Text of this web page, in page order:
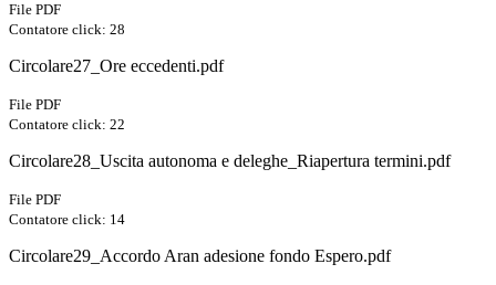
File PDF
Contatore click: 28
Circolare27_Ore eccedenti.pdf
File PDF
Contatore click: 22
Circolare28_Uscita autonoma e deleghe_Riapertura termini.pdf
File PDF
Contatore click: 14
Circolare29_Accordo Aran adesione fondo Espero.pdf